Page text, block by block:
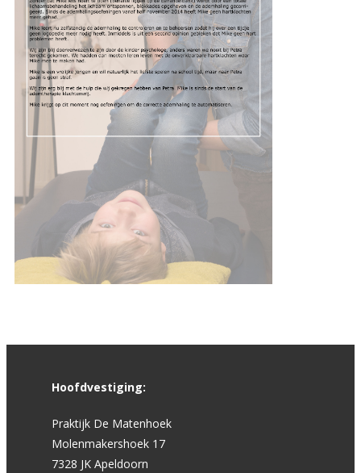
Hoofdvestiging:
Praktijk De Matenhoek
Molenmakershoek 17
7328 JK Apeldoorn